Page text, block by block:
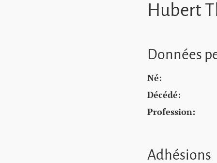
Hubert
Données
Né:
Décédé:
Profession:
Adhésions